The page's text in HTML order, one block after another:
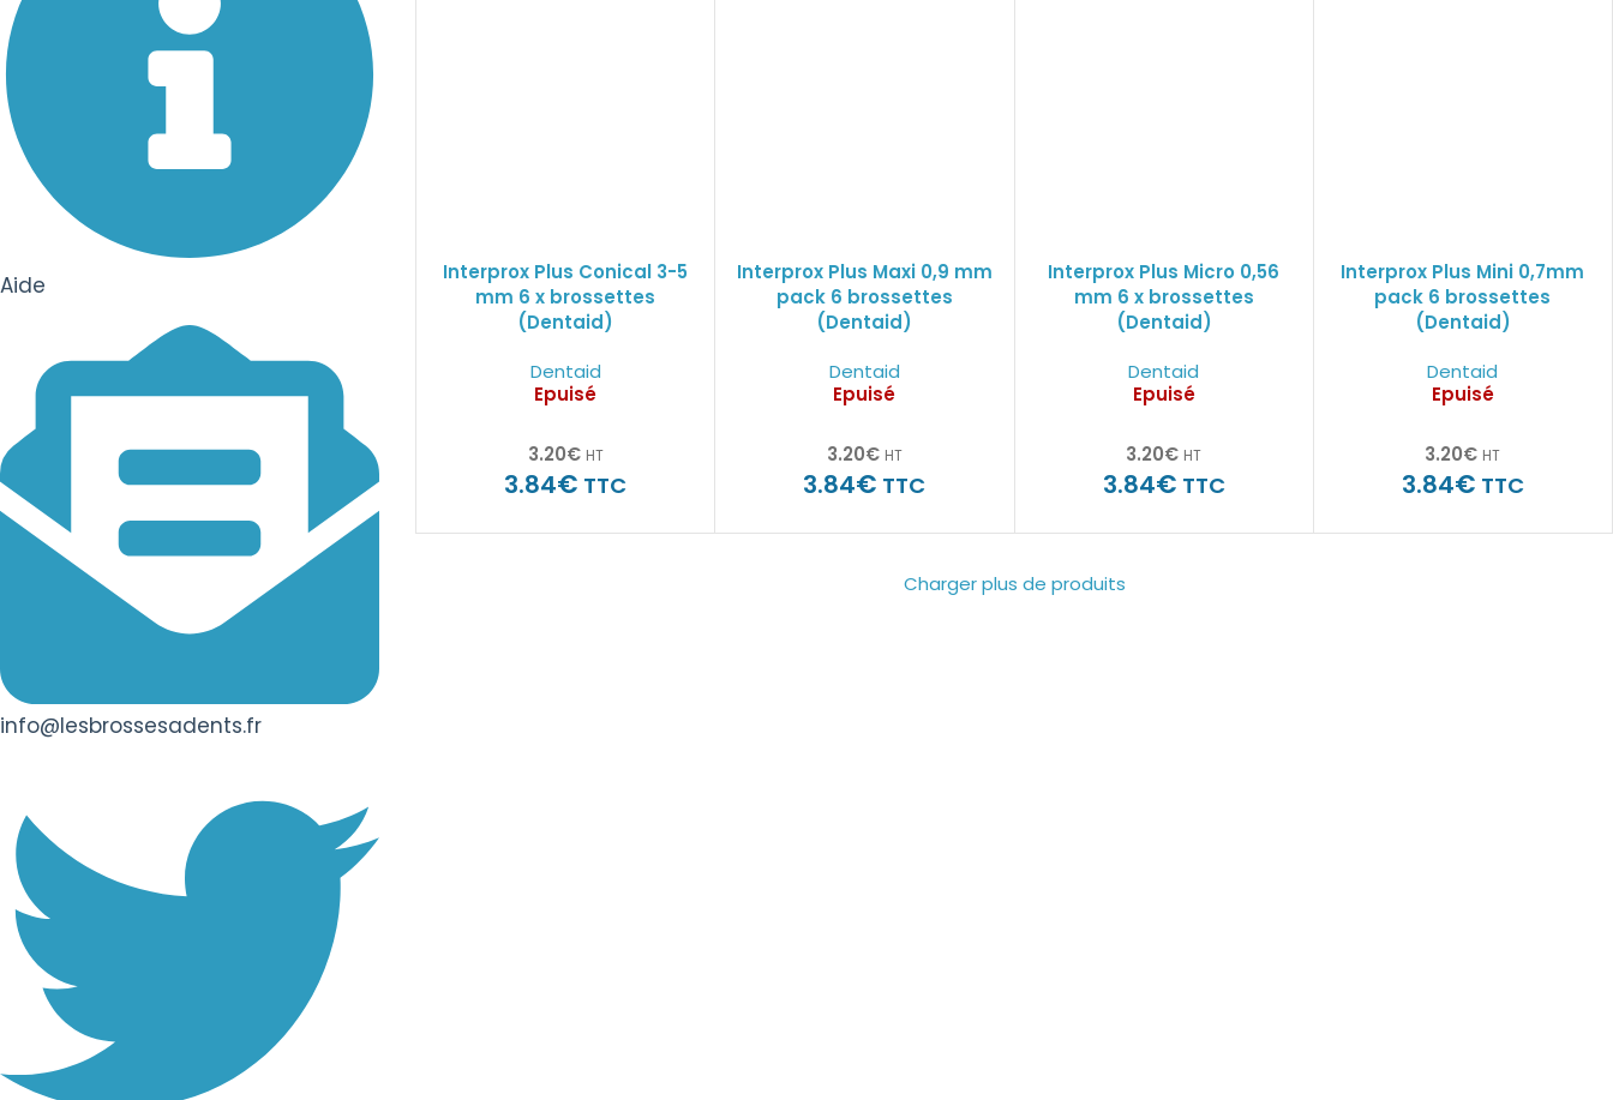
Aide
info@lesbrossesadents.fr
Interprox Plus Conical 3-5
mm 6 x brossettes
(Dentaid)
Dentaid
Epuisé
3.20€ HT
3.84€ TTC
Interprox Plus Maxi 0,9 mm
pack 6 brossettes
(Dentaid)
Dentaid
Epuisé
3.20€ HT
3.84€ TTC
Interprox Plus Micro 0,56
mm 6 x brossettes
(Dentaid)
Dentaid
Epuisé
3.20€ HT
3.84€ TTC
Interprox Plus Mini 0,7mm
pack 6 brossettes
(Dentaid)
Dentaid
Epuisé
3.20€ HT
3.84€ TTC
Charger plus de produits